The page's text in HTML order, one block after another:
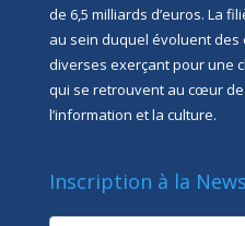
de 6,5 milliards d’euros. La
au sein duquel évoluent des
diverses exerçant pour une
qui se retrouvent au cœur
l’information et la culture.
Inscription à la
newsletter